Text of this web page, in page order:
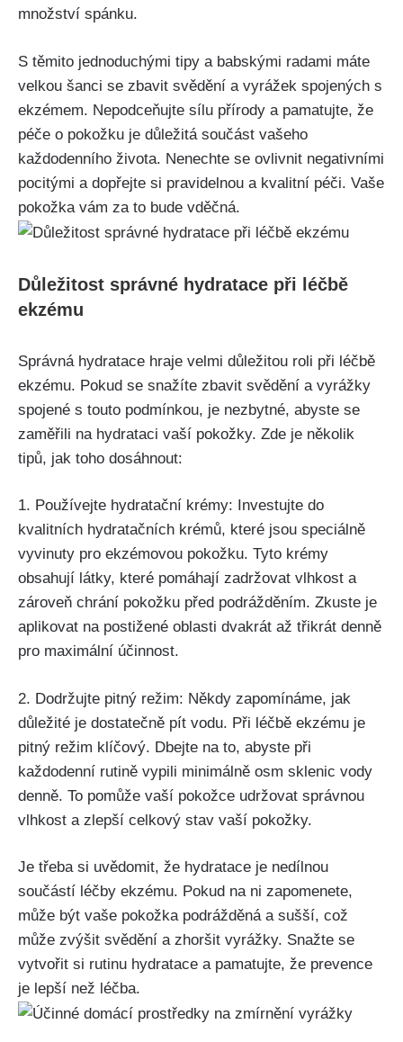
množství spánku.
S těmito jednoduchými tipy a babskými radami máte
velkou šanci se zbavit svědění a vyrážek spojených s
ekzémem. ⁤Nepodceňujte sílu přírody a pamatujte,‍ že
péče o pokožku je důležitá‌ součást vašeho‍
každodenního života. Nenechte se ovlivnit negativními⁤
pocitými‍ a dopřejte si pravidelnou a kvalitní péči. Vaše‌
pokožka vám za to bude⁤ vděčná.
Důležitost správné hydratace při léčbě
ekzému
Správná hydratace hraje velmi důležitou roli při léčbě
ekzému. Pokud se snažíte zbavit svědění‌ a vyrážky
spojené s touto podmínkou,⁢ je nezbytné, abyste se
zaměřili na hydrataci vaší pokožky. Zde je několik
tipů, jak toho dosáhnout:
1. Používejte hydratační⁤ krémy: Investujte do
kvalitních hydratačních krémů, které ‌jsou speciálně
vyvinuty pro ekzémovou pokožku. Tyto krémy
obsahují‍ látky, které pomáhají zadržovat vlhkost a
zároveň chrání pokožku před podrážděním. Zkuste je
aplikovat na postižené oblasti ​dvakrát ⁢až třikrát denně
pro maximální účinnost.
2. Dodržujte pitný režim: Někdy zapomínáme, jak
důležité je dostatečně pít vodu.⁢ Při léčbě ekzému je
pitný⁤ režim klíčový. Dbejte na‌ to, abyste při
každodenní rutině​ vypili minimálně osm sklenic vody
denně. To pomůže vaší ‍pokožce udržovat správnou
vlhkost a zlepší‌ celkový stav vaší pokožky.
Je třeba si uvědomit, že hydratace⁤ je nedílnou
součástí​ léčby ekzému. Pokud na ni zapomenete,
může být vaše pokožka podrážděná a sušší, což
může zvýšit svědění a zhoršit vyrážky. Snažte se
vytvořit si rutinu hydratace⁣ a pamatujte, že⁢ prevence
‌je lepší než léčba.